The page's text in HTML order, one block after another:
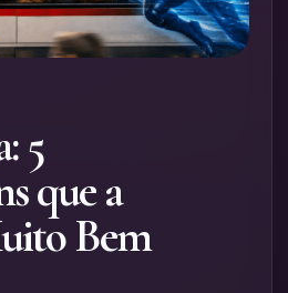
5
que a
Bem